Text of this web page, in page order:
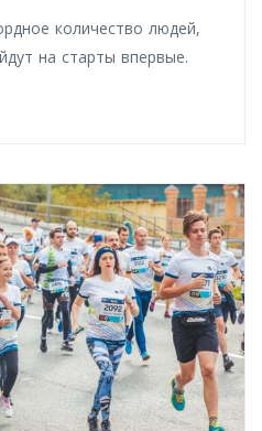
количество людей,
на старты впервые.